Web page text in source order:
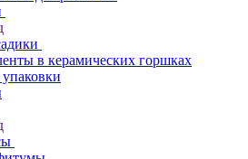
в керамических горшках